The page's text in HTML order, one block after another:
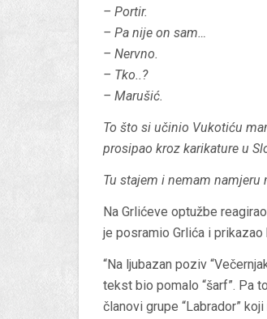
– Portir.
– Pa nije on sam…
– Nervno.
– Tko..?
– Marušić.
To što si učinio Vukotiću
prosipao kroz karikature u
Tu stajem i nemam namjeru
Na Grlićeve optužbe
je posramio Grlića i prikazao
“Na ljubazan poziv
tekst bio pomalo “šarf”. Pa
članovi grupe “Labrador”